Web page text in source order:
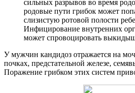
сильных разрывов во время
родовые пути грибок может
слизистую ротовой полости
Инфицирование внутренних
может спровоцировать
У мужчин кандидоз отражается на
почках, предстательной железе,
Поражение грибком этих систем